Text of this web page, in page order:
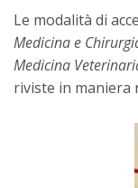
Le modalità di
Medicina e
Medicina
riviste in maniera